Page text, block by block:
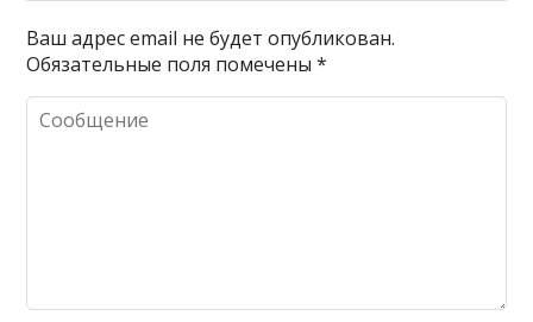
Ваш адрес email не будет опубликован.
Обязательные поля помечены*